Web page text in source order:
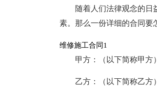
随着人们法律观念的日
素。那么一份详细的合同要
维修施工合同1
甲方：（以下简称甲方）
乙方：（以下简称乙方）